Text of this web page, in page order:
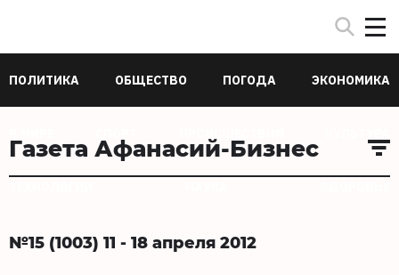
ПОЛИТИКА ОБЩЕСТВО ПОГОДА ЭКОНОМИКА
Газета Афанасий-Бизнес
№15 (1003) 11 - 18 апреля 2012